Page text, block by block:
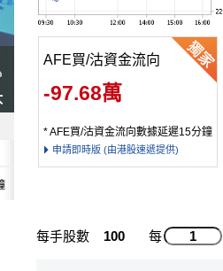
AFE買/沽資金流向
-97.68萬
* AFE買/沽資金流向數據延遲15分鐘
申請即時版 (由港股速遞提供)
每手股數 100 每